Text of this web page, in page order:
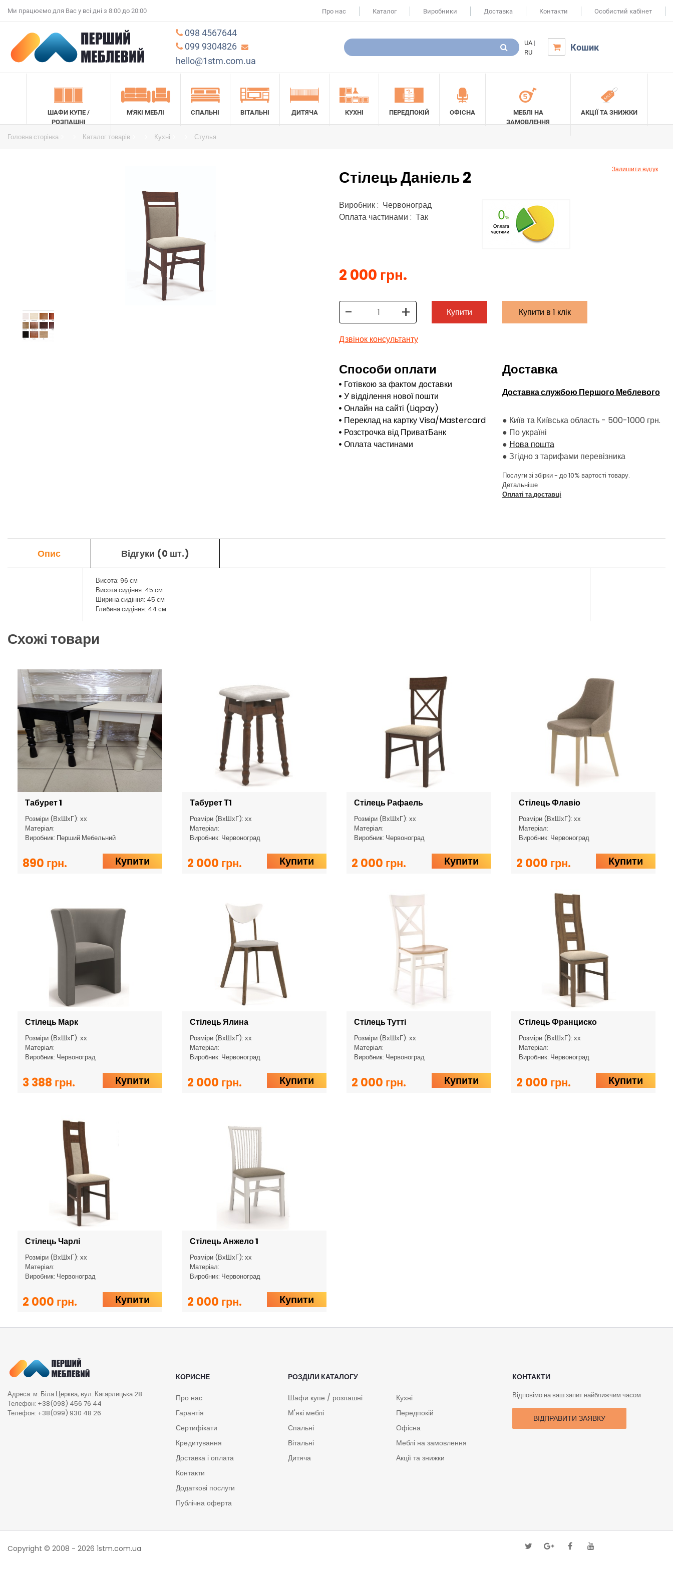
Ми працюємо для Вас у всі дні з 8:00 до 20:00 Про нас Каталог Виробники Доставка Контакти Особистий кабінет
098 4567644
099 9304826
hello@1stm.com.ua
UA |
RU
 Кошик
ШАФИ КУПЕ /
РОЗПАШНІ
М'ЯКІ МЕБЛІ СПАЛЬНІ ВІТАЛЬНІ ДИТЯЧА КУХНІ ПЕРЕДПОКІЙ ОФІСНА
МЕБЛІ НА
ЗАМОВЛЕННЯ
АКЦІЇ ТА ЗНИЖКИ
Головна сторінка Каталог товарів Кухні Стулья
Стілець Даніель 2 Залишити відгук
Виробник : Червоноград
Оплата частинами : Так
2 000 грн.
- + Купити Купити в 1 клік
Дзвінок консультанту
Способи оплати
Готівкою за фактом доставки
У відділення нової пошти
Онлайн на сайті (Liqpay)
Переклад на картку Visa/Mastercard
Розстрочка від ПриватБанк
Оплата частинами
Доставка
Доставка службою Першого Меблевого
● Київ та Київська область - 500-1000 грн.
● По україні
● Нова пошта
● Згідно з тарифами перевізника
Послуги зі збірки - до 10% вартості товару.
Детальніше
Оплаті та доставці
Опис Відгуки (0 шт.)
Висота: 96 см
Висота сидіння: 45 см
Ширина сидіння: 45 см
Глибина сидіння: 44 см
Схожі товари
Табурет 1
Розміри (ВхШхГ): хх
Матеріал:
Виробник: Перший Мебельний
890 грн. Купити
Табурет Т1
Розміри (ВхШхГ): хх
Матеріал:
Виробник: Червоноград
2 000 грн. Купити
Стілець Рафаель
Розміри (ВхШхГ): хх
Матеріал:
Виробник: Червоноград
2 000 грн. Купити
Стілець Флавіо
Розміри (ВхШхГ): хх
Матеріал:
Виробник: Червоноград
2 000 грн. Купити
Стілець Марк
Розміри (ВхШхГ): хх
Матеріал:
Виробник: Червоноград
3 388 грн. Купити
Стілець Ялина
Розміри (ВхШхГ): хх
Матеріал:
Виробник: Червоноград
2 000 грн. Купити
Стілець Тутті
Розміри (ВхШхГ): хх
Матеріал:
Виробник: Червоноград
2 000 грн. Купити
Стілець Франциско
Розміри (ВхШхГ): хх
Матеріал:
Виробник: Червоноград
2 000 грн. Купити
Стілець Чарлі
Розміри (ВхШхГ): хх
Матеріал:
Виробник: Червоноград
2 000 грн. Купити
Стілець Анжело 1
Розміри (ВхШхГ): хх
Матеріал:
Виробник: Червоноград
2 000 грн. Купити
Адреса: м. Біла Церква, вул. Кагарлицька 28
Телефон: +38(098) 456 76 44
Телефон: +38(099) 930 48 26
КОРИСНЕ
Про нас
Гарантія
Сертифікати
Кредитування
Доставка і оплата
Контакти
Додаткові послуги
Публічна оферта
РОЗДІЛИ КАТАЛОГУ
Шафи купе / розпашні
М'які меблі
Спальні
Вітальні
Дитяча
Кухні
Передпокій
Офісна
Меблі на замовлення
Акції та знижки
КОНТАКТИ
Відповімо на ваш запит найближчим часом
ВІДПРАВИТИ ЗАЯВКУ
Copyright © 2008 - 2026 1stm.com.ua